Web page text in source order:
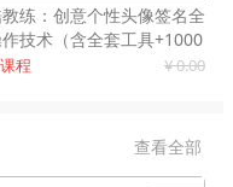
练：创意个性头像签名全
技术（含全套工具+1000
）
程 ¥ 0.00
查看全部